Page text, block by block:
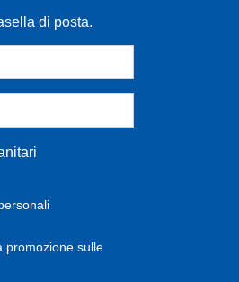
di posta.
promozione sulle